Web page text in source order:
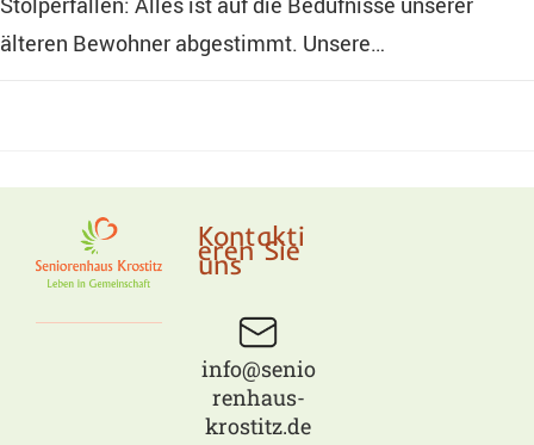
älteren Bewohner abgestimmt. Unsere…
Kontakti
eren Sie
uns
info@senio
renhaus-
krostitz.de